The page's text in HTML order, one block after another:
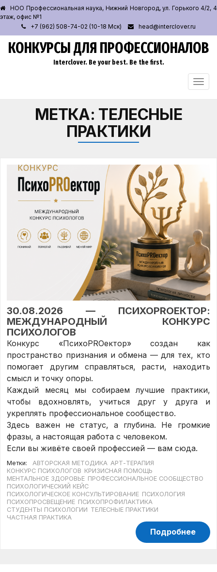
НОО Профессиональная наука, Нижний Новгород, ул. Горького 4/2, 4
этаж, офис №1
+7 (962) 508-74-02 (10-18 Мск)
head@interclover.ru
КОНКУРСЫ ДЛЯ ПРОФЕССИОНАЛОВ
Interclover. Be your best. Be the first.
МЕТКА: ТЕЛЕСНЫЕ
ПРАКТИКИ
30.08.2026 — ПСИХОPROЕКТОР:
МЕЖДУНАРОДНЫЙ КОНКУРС
ПСИХОЛОГОВ
Конкурс «ПсихоPROектор» создан как
пространство признания и обмена — для тех, кто
помогает другим справляться, расти, находить
смысл и точку опоры.
Каждый месяц мы собираем лучшие практики,
чтобы вдохновлять, учиться друг у друга и
укреплять профессиональное сообщество.
Здесь важен не статус, а глубина. Не громкие
фразы, а настоящая работа с человеком.
Если вы живёте своей профессией — вам сюда.
Метки: АВТОРСКАЯ МЕТОДИКА АРТ-ТЕРАПИЯ
КОНКУРС ПСИХОЛОГОВ КРИЗИСНАЯ ПОМОЩЬ
МЕНТАЛЬНОЕ ЗДОРОВЬЕ ПРОФЕССИОНАЛЬНОЕ СООБЩЕСТВО
ПСИХОЛОГИЧЕСКИЙ КЕЙС
ПСИХОЛОГИЧЕСКОЕ КОНСУЛЬТИРОВАНИЕ ПСИХОЛОГИЯ
ПСИХОПРОСВЕЩЕНИЕ ПСИХОПРОФИЛАКТИКА
СТУДЕНТЫ ПСИХОЛОГИИ ТЕЛЕСНЫЕ ПРАКТИКИ
ЧАСТНАЯ ПРАКТИКА
Подробнее